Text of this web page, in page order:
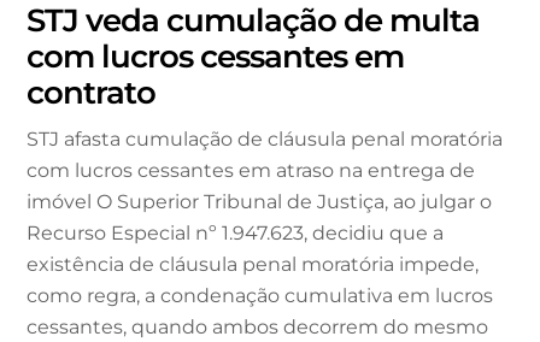
STJ veda cumulação de multa
com lucros cessantes em
contrato
STJ afasta cumulação de cláusula penal moratória
com lucros cessantes em atraso na entrega de
imóvel O Superior Tribunal de Justiça, ao julgar o
Recurso Especial nº 1.947.623, decidiu que a
existência de cláusula penal moratória impede,
como regra, a condenação cumulativa em lucros
cessantes, quando ambos decorrem do mesmo